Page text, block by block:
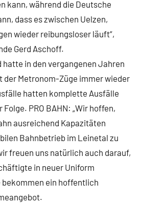
kann, während die Deutsche
dass es zwischen Uelzen,
wieder reibungsloser läuft“,
Gerd Aschoff.
hatte in den vergangenen Jahren
der Metronom-Züge immer wieder
hatten komplette Ausfälle
PRO BAHN: „Wir hoffen,
ausreichend Kapazitäten
Bahnbetrieb im Leinetal zu
freuen uns natürlich auch darauf,
in neuer Uniform
ein hoffentlich